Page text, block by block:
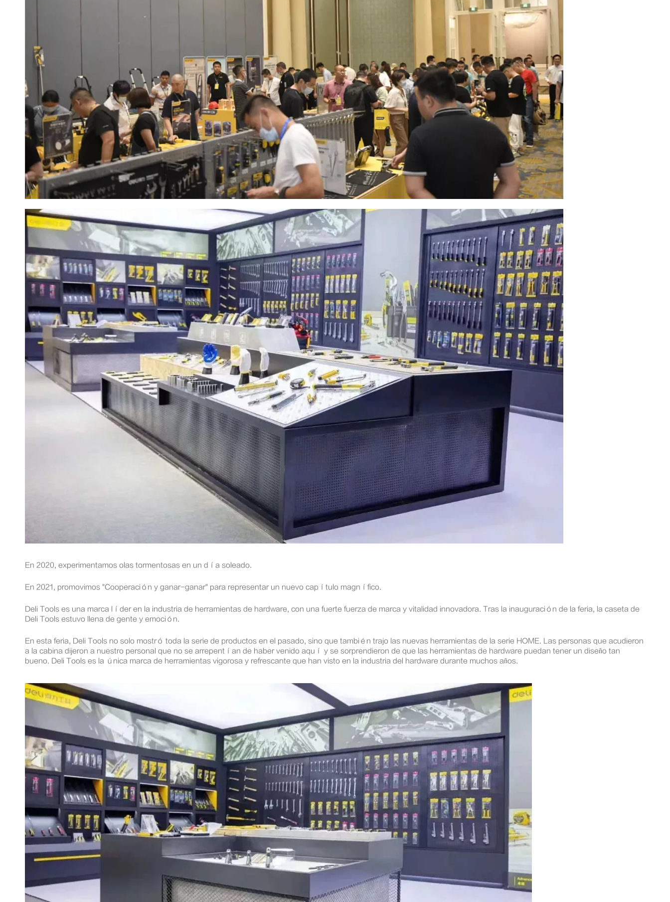
En 2020, experimentamos olas tormentosas en un día soleado.
En 2021, promovimos "Cooperación y ganar-ganar" para representar un nuevo capítulo magnífico.
Deli Tools es una marca líder en la industria de herramientas de hardware, con una fuerte fuerza de marca y vitalidad innovadora. Tras la inauguración de la feria, la caseta de
Deli Tools estuvo llena de gente y emoción.
En esta feria, Deli Tools no solo mostró toda la serie de productos en el pasado, sino que también trajo las nuevas herramientas de la serie HOME. Las personas que acudieron
a la cabina dijeron a nuestro personal que no se arrepentían de haber venido aquí y se sorprendieron de que las herramientas de hardware puedan tener un diseño tan
bueno. Deli Tools es la única marca de herramientas vigorosa y refrescante que han visto en la industria del hardware durante muchos años.